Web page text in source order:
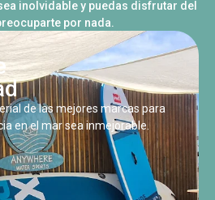
inolvidable y puedas disfrutar del
por nada.
de las mejores marcas para
en el mar sea inmejorable.